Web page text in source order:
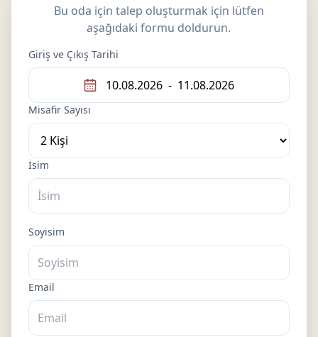
Bu oda için talep oluşturmak için lütfen
aşağıdaki formu doldurun.
Giriş ve Çıkış Tarihi
10.08.2026 - 11.08.2026
Misafir Sayısı
İsim
Soyisim
Email